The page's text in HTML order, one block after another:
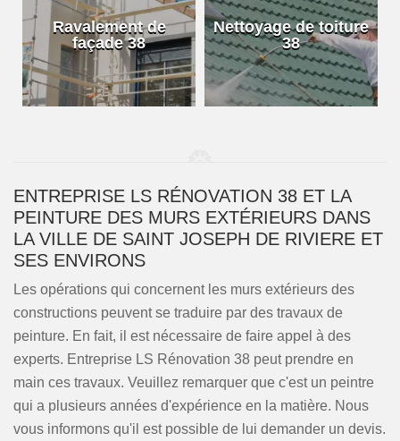
Ravalement de
façade 38
Nettoyage de toiture
38
ENTREPRISE LS RÉNOVATION 38 ET LA
PEINTURE DES MURS EXTÉRIEURS DANS
LA VILLE DE SAINT JOSEPH DE RIVIERE ET
SES ENVIRONS
Les opérations qui concernent les murs extérieurs des
constructions peuvent se traduire par des travaux de
peinture. En fait, il est nécessaire de faire appel à des
experts. Entreprise LS Rénovation 38 peut prendre en
main ces travaux. Veuillez remarquer que c'est un peintre
qui a plusieurs années d'expérience en la matière. Nous
vous informons qu'il est possible de lui demander un devis.